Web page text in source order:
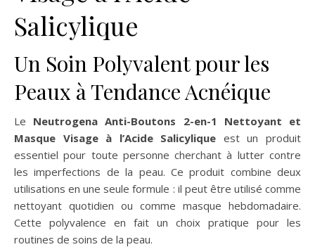
Salicylique
Un Soin Polyvalent pour les
Peaux à Tendance Acnéique
Le Neutrogena Anti-Boutons 2-en-1 Nettoyant et
Masque Visage à l’Acide Salicylique est un produit
essentiel pour toute personne cherchant à lutter contre
les imperfections de la peau. Ce produit combine deux
utilisations en une seule formule : il peut être utilisé comme
nettoyant quotidien ou comme masque hebdomadaire.
Cette polyvalence en fait un choix pratique pour les
routines de soins de la peau.